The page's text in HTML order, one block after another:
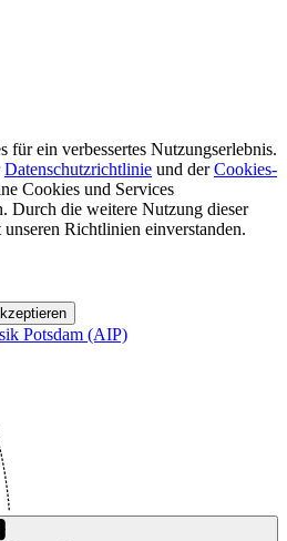
für ein verbessertes Nutzungserlebnis.
Datenschutzrichtlinie und derCookies-
Cookies und Services
Durch die weitere Nutzung dieser
Richtlinien einverstanden.
Potsdam (AIP)